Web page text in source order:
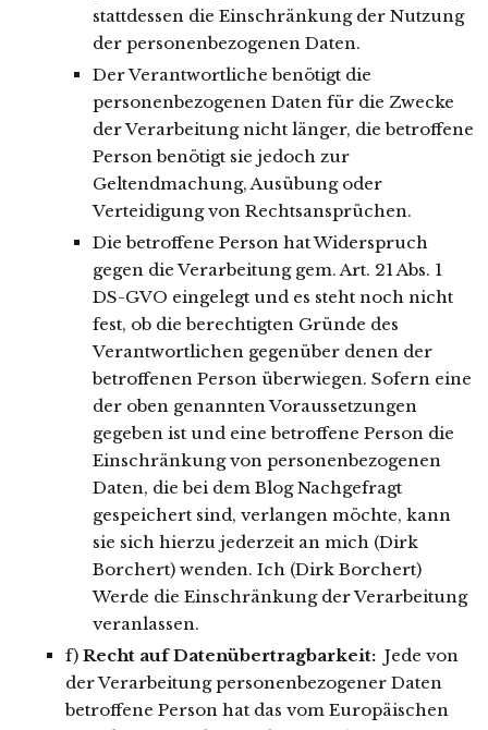
stattdessen die Einschränkung der Nutzung
der personenbezogenen Daten.
Der Verantwortliche benötigt die
personenbezogenen Daten für die Zwecke
der Verarbeitung nicht länger, die betroffene
Person benötigt sie jedoch zur
Geltendmachung, Ausübung oder
Verteidigung von Rechtsansprüchen.
Die betroffene Person hat Widerspruch
gegen die Verarbeitung gem. Art. 21 Abs. 1
DS-GVO eingelegt und es steht noch nicht
fest, ob die berechtigten Gründe des
Verantwortlichen gegenüber denen der
betroffenen Person überwiegen. Sofern eine
der oben genannten Voraussetzungen
gegeben ist und eine betroffene Person die
Einschränkung von personenbezogenen
Daten, die bei dem Blog Nachgefragt
gespeichert sind, verlangen möchte, kann
sie sich hierzu jederzeit an mich (Dirk
Borchert) wenden. Ich (Dirk Borchert)
Werde die Einschränkung der Verarbeitung
veranlassen.
f) Recht auf Datenübertragbarkeit: Jede von
der Verarbeitung personenbezogener Daten
betroffene Person hat das vom Europäischen